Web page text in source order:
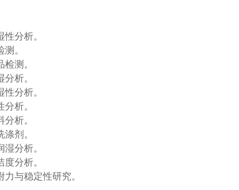
分析。
。
测。
析。
分析。
析。
析。
剂。
分析。
分析。
与稳定性研究。